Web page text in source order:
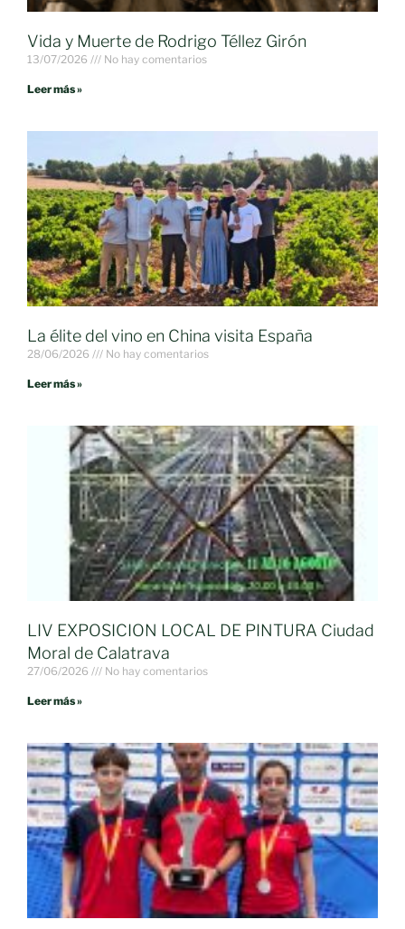
Vida y Muerte de Rodrigo Téllez Girón
13/07/2026 No hay comentarios
Leer más »
La élite del vino en China visita España
28/06/2026 No hay comentarios
Leer más »
LIV EXPOSICION LOCAL DE PINTURA Ciudad
Moral de Calatrava
27/06/2026 No hay comentarios
Leer más »